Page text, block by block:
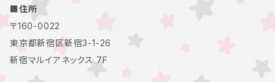
■住所
〒160-0022
東京都新宿区新宿3-1-26
新宿マルイアネックス 7F